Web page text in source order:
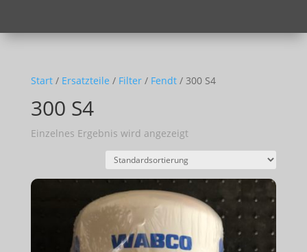
Start/ Ersatzteile / Filter/ Fendt/ 300 S4
300 S4
Einzelnes Ergebnis wird angezeigt